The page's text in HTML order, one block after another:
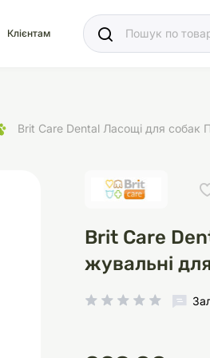
Наповнювачі
Акваріуми
Клієнтам
Brit Care Dental Ласощі для собак
Brit Care
жувальні